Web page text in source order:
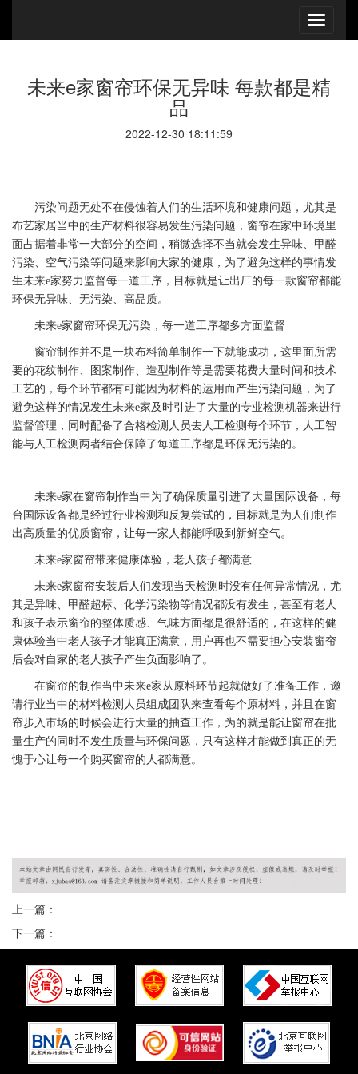
未来e家窗帘环保无异味 每款都是精
品
2022-12-30 18:11:59
污染问题无处不在侵蚀着人们的生活环境和健康问题，尤其是
布艺家居当中的生产材料很容易发生污染问题，窗帘在家中环境里
面占据着非常一大部分的空间，稍微选择不当就会发生异味、甲醛
污染、空气污染等问题来影响大家的健康，为了避免这样的事情发
生未来e家努力监督每一道工序，目标就是让出厂的每一款窗帘都能
环保无异味、无污染、高品质。
未来e家窗帘环保无污染，每一道工序都多方面监督
窗帘制作并不是一块布料简单制作一下就能成功，这里面所需
要的花纹制作、图案制作、造型制作等是需要花费大量时间和技术
工艺的，每个环节都有可能因为材料的运用而产生污染问题，为了
避免这样的情况发生未来e家及时引进了大量的专业检测机器来进行
监督管理，同时配备了合格检测人员去人工检测每个环节，人工智
能与人工检测两者结合保障了每道工序都是环保无污染的。
未来e家在窗帘制作当中为了确保质量引进了大量国际设备，每
台国际设备都是经过行业检测和反复尝试的，目标就是为人们制作
出高质量的优质窗帘，让每一家人都能呼吸到新鲜空气。
未来e家窗帘带来健康体验，老人孩子都满意
未来e家窗帘安装后人们发现当天检测时没有任何异常情况，尤
其是异味、甲醛超标、化学污染物等情况都没有发生，甚至有老人
和孩子表示窗帘的整体质感、气味方面都是很舒适的，在这样的健
康体验当中老人孩子才能真正满意，用户再也不需要担心安装窗帘
后会对自家的老人孩子产生负面影响了。
在窗帘的制作当中未来e家从原料环节起就做好了准备工作，邀
请行业当中的材料检测人员组成团队来查看每个原材料，并且在窗
帘步入市场的时候会进行大量的抽查工作，为的就是能让窗帘在批
量生产的同时不发生质量与环保问题，只有这样才能做到真正的无
愧于心让每一个购买窗帘的人都满意。
上一篇：
下一篇：